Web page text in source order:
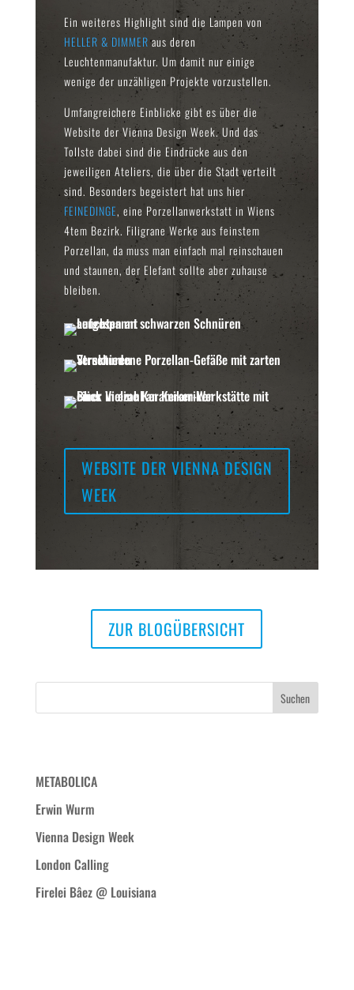
Ein weiteres Highlight sind die Lampen von
HELLER & DIMMERaus deren
Leuchtenmanufaktur. Um damit nur einige
wenige der unzähligen Projekte vorzustellen.
Umfangreichere Einblicke gibt es über die
Website der Vienna Design Week. Und das
Tollste dabei sind die Eindrücke aus den
jeweiligen Ateliers, die über die Stadt verteilt
sind. Besonders begeistert hat uns hier
FEINEDINGE, eine Porzellanwerkstatt in Wiens
4tem Bezirk. Filigrane Werke aus feinstem
Porzellan, da muss man einfach mal reinschauen
und staunen, der Elefant sollte aber zuhause
bleiben.
WEBSITE DER VIENNA DESIGN
WEEK
ZUR BLOGÜBERSICHT
METABOLICA
Erwin Wurm
Vienna Design Week
London Calling
Firelei Bâez @ Louisiana